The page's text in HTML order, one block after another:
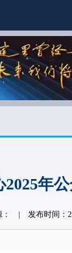
2025年
| 发布时间：